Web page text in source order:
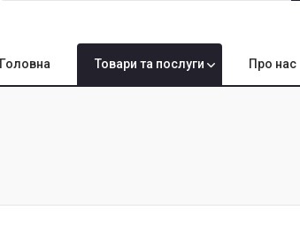
Головна Товари та послуги Про нас